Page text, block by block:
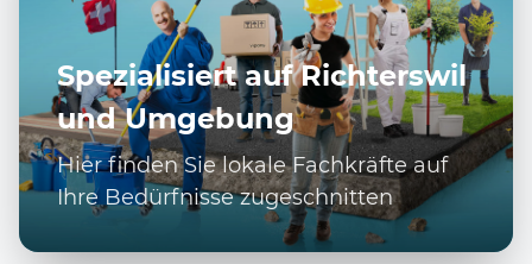
Spezialisiert auf Richterswil
und Umgebung
Hier finden Sie lokale Fachkräfte auf
Ihre Bedürfnisse zugeschnitten